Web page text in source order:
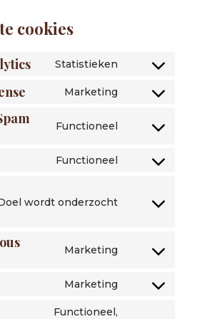
cookies
Statistieken
Consent
google-
Marketing
Consent
service
adsense
Functioneel
Consent
service
spam-
Functioneel
Consent
service
wordt onderzocht
Consent
Marketing
Consent
service
Marketing
Consent
Functioneel,